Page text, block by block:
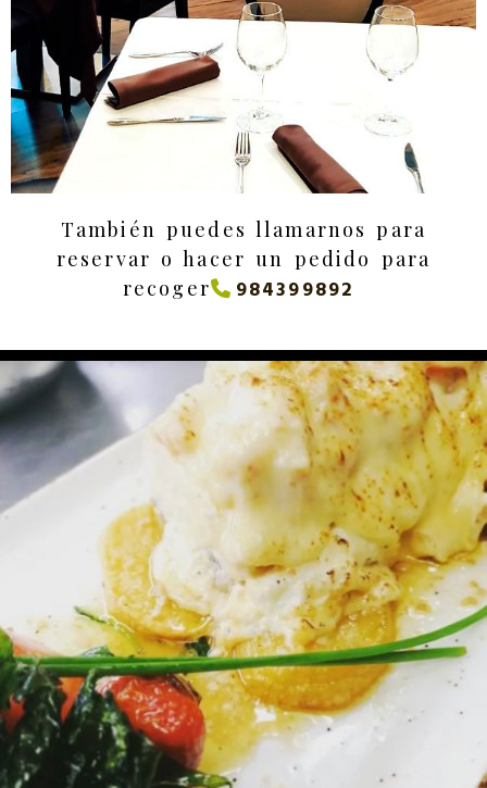
También puedes llamarnos para
reservar o hacer un pedido para
recoger
984399892